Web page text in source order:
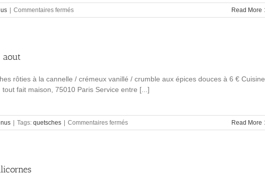
Commentaires ferméssur
Déjeuner
Read More
aout
rôties à la cannelle / crémeux vanillé / crumble aux épices douces à 6 € Cuisine
fait maison, 75010 Paris Service entre [...]
Tags: quetsches Commentaires ferméssur
Déjeuner
Read More